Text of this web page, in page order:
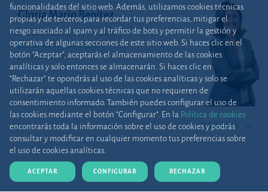
Gloria Marín Benítez
SOCIA DESDE 2015
MADRID
gloria.marin@uria.com
+34915860384
VER MÁS
funcionalidades del sitio web. Además, utilizamos cookies técnicas
propias y de terceros para recordar tus preferencias, mitigar el
riesgo asociado al spam y al tráfico de bots y permitir la gestión y
operativa de algunas secciones de este sitio web. Si haces clic en el
botón "Aceptar", aceptarás el almacenamiento de las cookies
analíticas y solo entonces se almacenarán. Si haces clic en
“Rechazar” te opondrás al uso de las cookies analíticas y solo se
utilizarán aquellas cookies técnicas que no requieren de
consentimiento informado. También puedes configurar el uso de
las cookies mediante el botón "Configurar". En la Política de cookies
encontrarás toda la información sobre el uso de cookies y podrás
consultar y modificar en cualquier momento tus preferencias sobre
el uso de cookies analíticas.
ACEPTAR CONFIGURAR RECHAZAR